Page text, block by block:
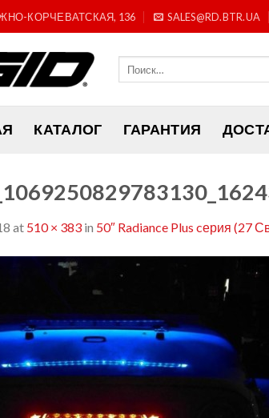
КОРЧЕВАТСКАЯ, 136 SALES@RD.BTR.UA
КАТАЛОГ ГАРАНТИЯ
at 510 × 383 in 50″ Radiance Plus cерия (27